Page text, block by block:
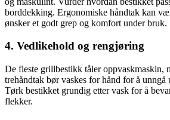
borddekking. Ergonomiske håndtak kan
ønsker et godt grep og komfort under bruk.
4. Vedlikehold og rengjøring
De fleste grillbestikk tåler oppvaskmaskin,
trehåndtak bør vaskes for hånd for å unngå
Tørk bestikket grundig etter vask for å
flekker.